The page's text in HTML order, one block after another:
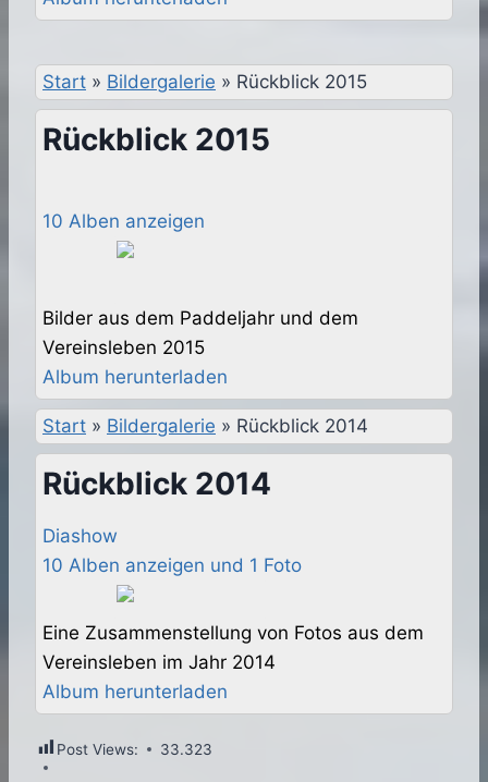
Start » Bildergalerie » Rückblick 2015
Rückblick 2015
10 Alben anzeigen
Bilder aus dem Paddeljahr und dem
Vereinsleben 2015
Album herunterladen
Start » Bildergalerie » Rückblick 2014
Rückblick 2014
Diashow
10 Alben anzeigen und 1 Foto
Eine Zusammenstellung von Fotos aus dem
Vereinsleben im Jahr 2014
Album herunterladen
Post Views: 33.323